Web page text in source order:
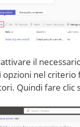
il
opzioni nel criterio
Quindi fare clic